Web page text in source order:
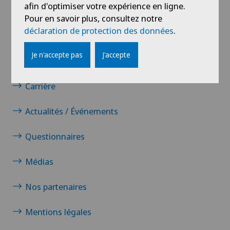
Liens
Contact
Carrière
Actualités / Événements
Questionnaires
Médias
Nos partenaires
Mentions légales
afin d'optimiser votre expérience en ligne.
Pour en savoir plus, consultez notre
déclaration de protection des données.
Je n'accepte pas J'accepte